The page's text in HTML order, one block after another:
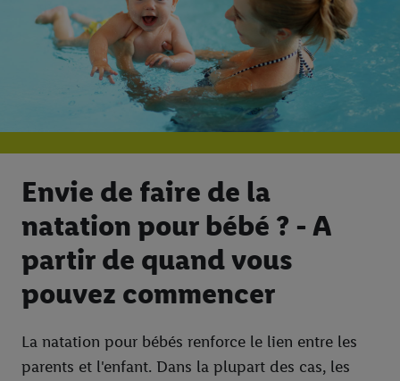
Envie de faire de la
natation pour bébé ? - A
partir de quand vous
pouvez commencer
La natation pour bébés renforce le lien entre les
parents et l'enfant. Dans la plupart des cas, les